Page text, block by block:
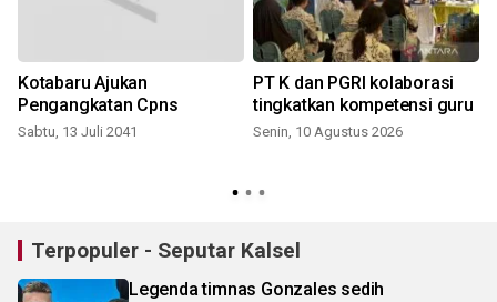
Kotabaru Ajukan
Pengangkatan Cpns
Sabtu, 13 Juli 2041
PT K dan PGRI kolaborasi
tingkatkan kompetensi guru
Senin, 10 Agustus 2026
Terpopuler - Seputar Kalsel
Legenda timnas Gonzales sedih